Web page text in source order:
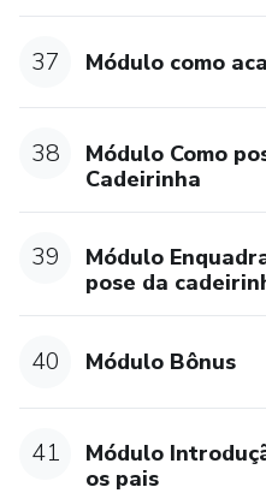
37 Módulo como
38
Módulo Como
Cadeirinha
39
Módulo
pose da
40 Módulo Bônus
41
Módulo
os pais